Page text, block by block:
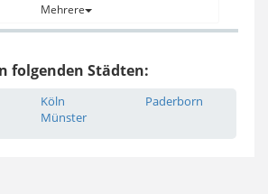
Mehrere
folgenden Städten:
Köln
Münster
Paderborn